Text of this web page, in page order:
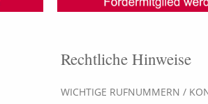
Rechtliche Hinweise
WICHTIGE RUFNUMMERN /